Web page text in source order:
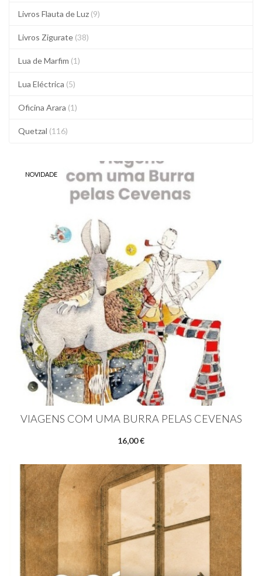
Livros Flauta de Luz (9)
Livros Zigurate (38)
Lua de Marfim (1)
Lua Eléctrica (5)
Oficina Arara (1)
Quetzal (116)
NOVIDADE
VIAGENS COM UMA BURRA PELAS CEVENAS
16,00 €